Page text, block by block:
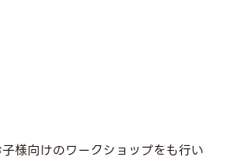
様向けのワークショップをも行い